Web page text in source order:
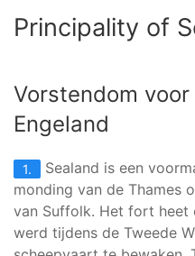
Principality of
Vorstendom
Engeland
1.
Sealand is een
monding van de Thames
van Suffolk. Het fort heet
werd tijdens de Tweede